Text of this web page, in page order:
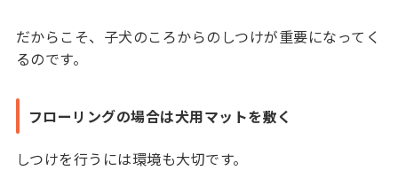
だからこそ、子犬のころからのしつけが重要になってく
るのです。
フローリングの場合は犬用マットを敷く
しつけを行うには環境も大切です。